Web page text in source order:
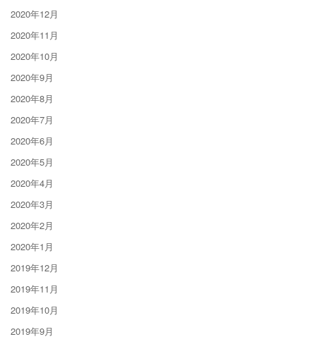
2020年12月
2020年11月
2020年10月
2020年9月
2020年8月
2020年7月
2020年6月
2020年5月
2020年4月
2020年3月
2020年2月
2020年1月
2019年12月
2019年11月
2019年10月
2019年9月